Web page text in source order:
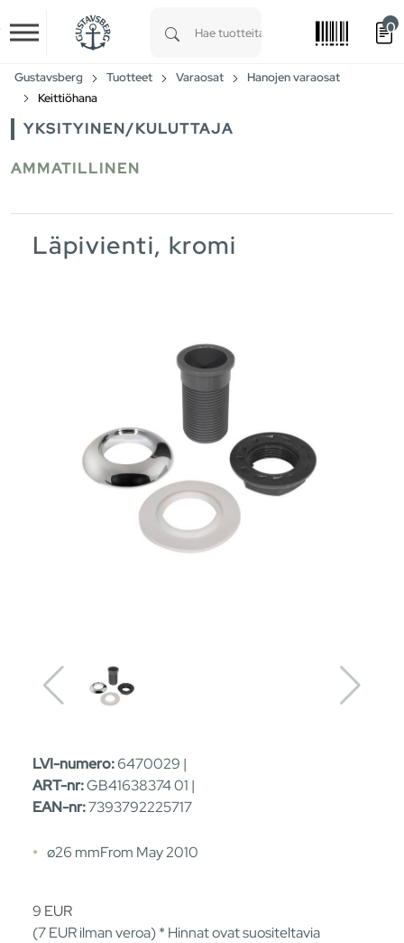
Skip to main content
0
Gustavsberg Tuotteet Varaosat
Hanojen varaosat
Keittiöhana
YKSITYINEN/KULUTTAJA
AMMATILLINEN
Läpivienti, kromi
LVI-numero:6470029 |
ART-nr:GB41638374 01 |
EAN-nr:7393792225717
ø26 mmFrom May 2010
9 EUR
(7EURilman veroa) * Hinnat ovat suositeltavia